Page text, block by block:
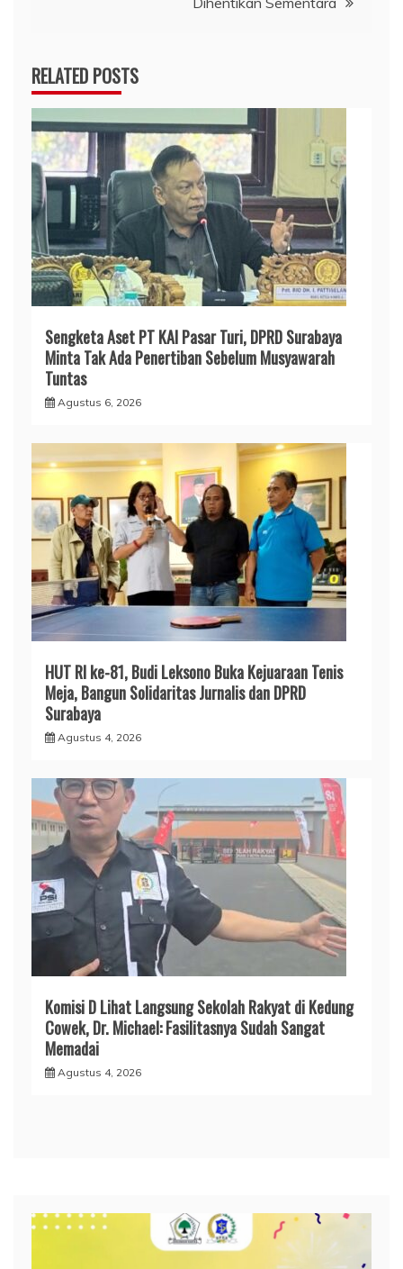
RELATED POSTS
Sengketa Aset PT KAI Pasar Turi, DPRD Surabaya
Minta Tak Ada Penertiban Sebelum Musyawarah
Tuntas
Agustus 6, 2026
HUT RI ke-81, Budi Leksono Buka Kejuaraan Tenis
Meja, Bangun Solidaritas Jurnalis dan DPRD
Surabaya
Agustus 4, 2026
Komisi D Lihat Langsung Sekolah Rakyat di Kedung
Cowek, Dr. Michael: Fasilitasnya Sudah Sangat
Memadai
Agustus 4, 2026